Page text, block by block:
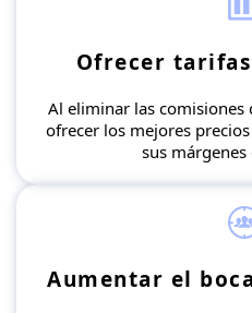
Ofrecer
Al eliminar las
ofrecer los mejores
sus
Aumentar el